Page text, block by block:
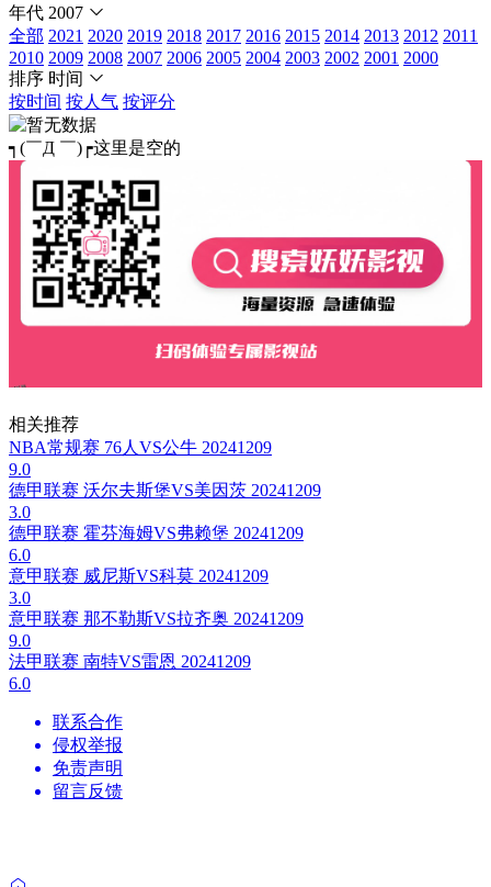
年代 2007
全部 2021 2020 2019 2018 2017 2016 2015 2014 2013 2012 2011
2010 2009 2008 2007 2006 2005 2004 2003 2002 2001 2000
排序 时间
按时间 按人气 按评分
┑(￣Д ￣)┍这里是空的
相关推荐
NBA常规赛 76人VS公牛 20241209
9.0
德甲联赛 沃尔夫斯堡VS美因茨 20241209
3.0
德甲联赛 霍芬海姆VS弗赖堡 20241209
6.0
意甲联赛 威尼斯VS科莫 20241209
3.0
意甲联赛 那不勒斯VS拉齐奥 20241209
9.0
法甲联赛 南特VS雷恩 20241209
6.0
联系合作
侵权举报
免责声明
留言反馈